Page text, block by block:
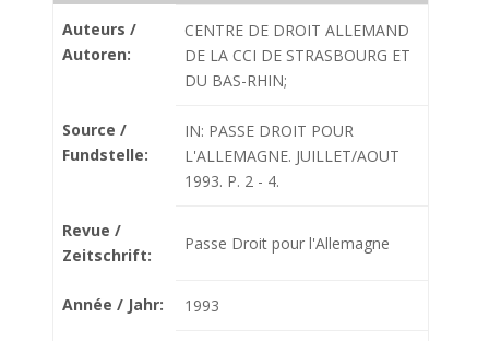
Auteurs /
Autoren:
CENTRE DE DROIT ALLEMAND
DE LA CCI DE STRASBOURG ET
DU BAS-RHIN;
Source /
Fundstelle:
IN: PASSE DROIT POUR
L'ALLEMAGNE. JUILLET/AOUT
1993. P. 2 - 4.
Revue /
Zeitschrift:
Passe Droit pour l'Allemagne
Année / Jahr: 1993